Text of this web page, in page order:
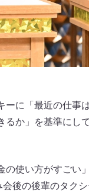
に「最近の仕事
か」を基準にし
使い方がすごい
後の後輩のタク